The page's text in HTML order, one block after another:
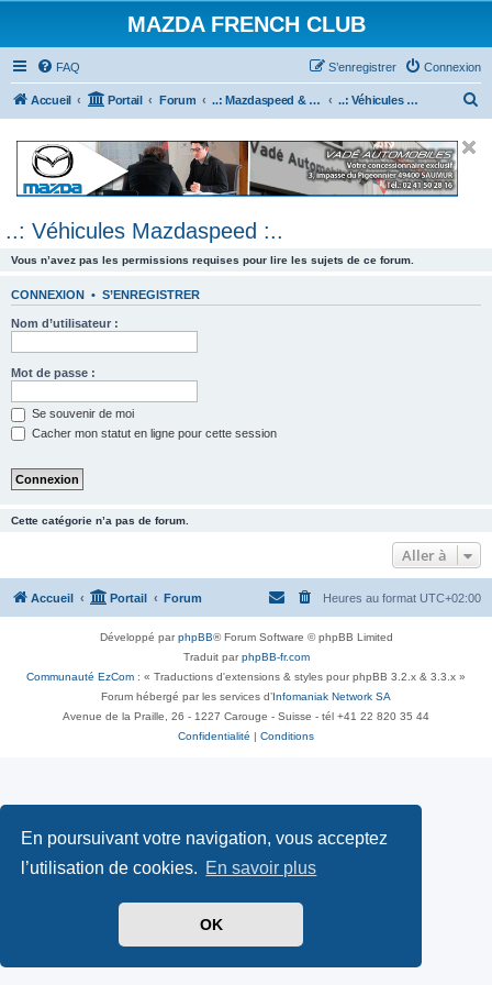
En poursuivant votre navigation, vous acceptez
l’utilisation de cookies. En savoir plus
OK
MAZDA FRENCH CLUB
FAQ Connexion
S’enregistrer
Accueil Portail Forum ..: Mazdaspeed & MPS :.. ..: Véhicules Mazdaspeed :..
e
..: Véhicules Mazdaspeed :..
Vous n’avez pas les permissions requises pour lire les sujets de ce forum.
CONNEXION • S’ENREGISTRER
Nom d’utilisateur :
Mot de passe :
Se souvenir de moi
Cacher mon statut en ligne pour cette session
Cette catégorie n’a pas de forum.
Aller à
Accueil Portail Forum Heures au format UTC+02:00
Développé parphpBB® Forum Software © phpBB Limited
Traduit parphpBB-fr.com
Communauté EzCom : « Traductions d'extensions & styles pour phpBB 3.2.x & 3.3.x »
Forum hébergé par les services d’ Infomaniak Network SA
Avenue de la Praille, 26 - 1227 Carouge - Suisse - tél +41 22 820 35 44
Confidentialité
Conditions